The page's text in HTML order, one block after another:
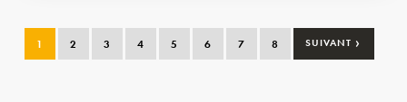
1 2 3 4 5 6 7 8 SUIVANT ›